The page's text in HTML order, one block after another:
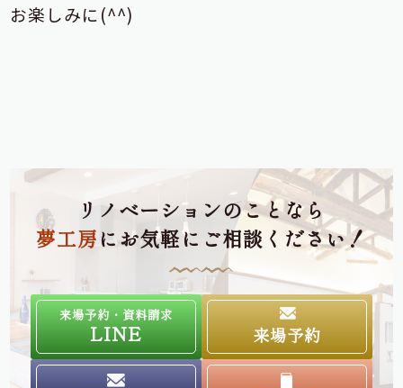
お楽しみに(^^)
リノベーションのことなら
夢工房にお気軽にご相談ください！
来場予約・資料請求
LINE 来場予約